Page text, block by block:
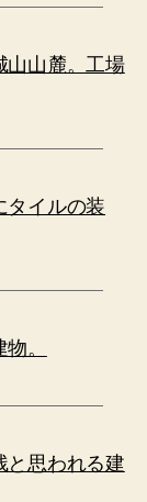
山山麓。工場
タイルの装
。
と思われる建